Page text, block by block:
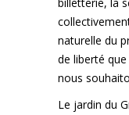
naturelle du
de liberté
nous
Le jardin du